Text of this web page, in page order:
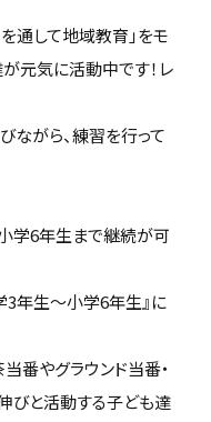
通して地域教育」をモ
元気に活動中です！レ
ながら、練習を行って
学6年生まで継続が可
3年生～小学6年生』に
番やグラウンド当番・
びと活動する子ども達